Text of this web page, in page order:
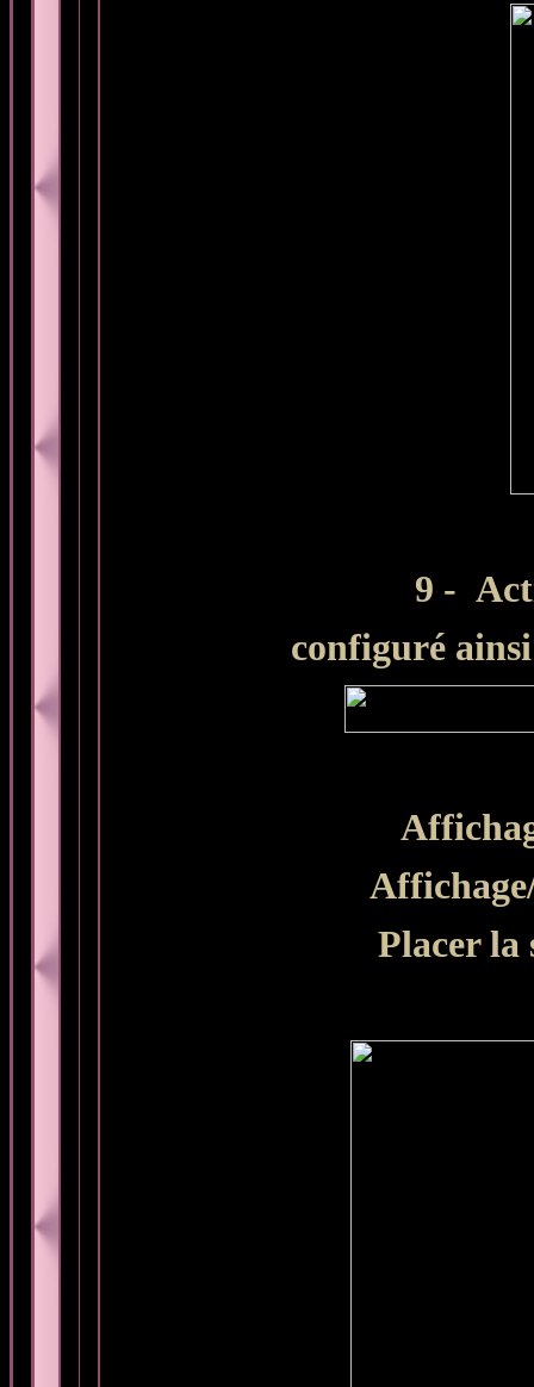
9 -
configuré
Placer la